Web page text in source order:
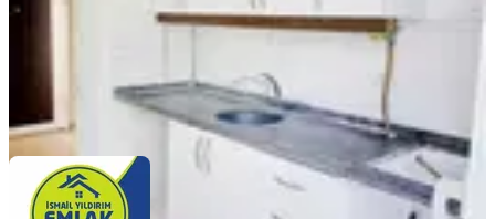
İSMAİL YILDIRIM EMLAK VE GAYRIMENKUL
DANIŞMANLIĞIİsmail YILDIRIM
Ara